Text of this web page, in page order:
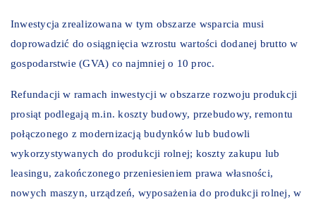
Inwestycja zrealizowana w tym obszarze wsparcia musi
doprowadzić do osiągnięcia wzrostu wartości dodanej brutto w
gospodarstwie (GVA) co najmniej o 10 proc.
Refundacji w ramach inwestycji w obszarze rozwoju produkcji
prosiąt podlegają m.in. koszty budowy, przebudowy, remontu
połączonego z modernizacją budynków lub budowli
wykorzystywanych do produkcji rolnej; koszty zakupu lub
leasingu, zakończonego przeniesieniem prawa własności,
nowych maszyn, urządzeń, wyposażenia do produkcji rolnej, w